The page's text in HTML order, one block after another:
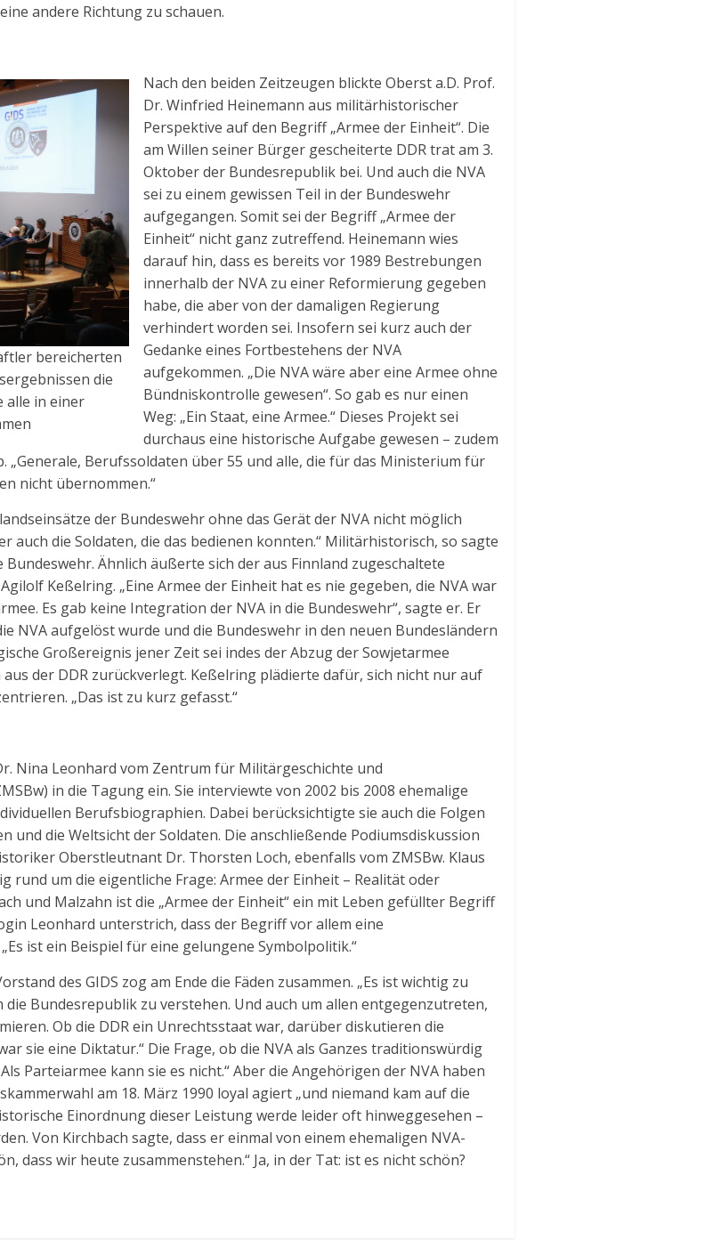
andere Richtung zu schauen.
bereicherten
die
alle in einer
Nach den beiden Zeitzeugen blickte Oberst a.D. Prof.
Dr. Winfried Heinemann aus militärhistorischer
Perspektive auf den Begriff „Armee der Einheit“. Die
am Willen seiner Bürger gescheiterte DDR trat am 3.
Oktober der Bundesrepublik bei. Und auch die NVA
sei zu einem gewissen Teil in der Bundeswehr
aufgegangen. Somit sei der Begriff „Armee der
Einheit“ nicht ganz zutreffend. Heinemann wies
darauf hin, dass es bereits vor 1989 Bestrebungen
innerhalb der NVA zu einer Reformierung gegeben
habe, die aber von der damaligen Regierung
verhindert worden sei. Insofern sei kurz auch der
Gedanke eines Fortbestehens der NVA
aufgekommen. „Die NVA wäre aber eine Armee ohne
Bündniskontrolle gewesen“. So gab es nur einen
Weg: „Ein Staat, eine Armee.“ Dieses Projekt sei
durchaus eine historische Aufgabe gewesen – zudem
Berufssoldaten über 55 und alle, die für das Ministerium für
nicht übernommen.“
der Bundeswehr ohne das Gerät der NVA nicht möglich
auch die Soldaten, die das bedienen konnten.“ Militärhistorisch, so sagte
Ähnlich äußerte sich der aus Finnland zugeschaltete
Keßelring. „Eine Armee der Einheit hat es nie gegeben, die NVA war
Es gab keine Integration der NVA in die Bundeswehr“, sagte er. Er
NVA aufgelöst wurde und die Bundeswehr in den neuen Bundesländern
Großereignis jener Zeit sei indes der Abzug der Sowjetarmee
aus der DDR zurückverlegt. Keßelring plädierte dafür, sich nicht nur auf
„Das ist zu kurz gefasst.“
Nina Leonhard vom Zentrum für Militärgeschichte und
in die Tagung ein. Sie interviewte von 2002 bis 2008 ehemalige
Berufsbiographien. Dabei berücksichtigte sie auch die Folgen
und die Weltsicht der Soldaten. Die anschließende Podiumsdiskussion
Oberstleutnant Dr. Thorsten Loch, ebenfalls vom ZMSBw. Klaus
rund um die eigentliche Frage: Armee der Einheit – Realität oder
und Malzahn ist die „Armee der Einheit“ ein mit Leben gefüllter Begriff
Leonhard unterstrich, dass der Begriff vor allem eine
ist ein Beispiel für eine gelungene Symbolpolitik.“
des GIDS zog am Ende die Fäden zusammen. „Es ist wichtig zu
die Bundesrepublik zu verstehen. Und auch um allen entgegenzutreten,
Ob die DDR ein Unrechtsstaat war, darüber diskutieren die
sie eine Diktatur.“ Die Frage, ob die NVA als Ganzes traditionswürdig
Parteiarmee kann sie es nicht.“ Aber die Angehörigen der NVA haben
am 18. März 1990 loyal agiert „und niemand kam auf die
Einordnung dieser Leistung werde leider oft hinweggesehen –
Von Kirchbach sagte, dass er einmal von einem ehemaligen NVA-
dass wir heute zusammenstehen.“ Ja, in der Tat: ist es nicht schön?